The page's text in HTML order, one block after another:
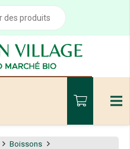
Boissons